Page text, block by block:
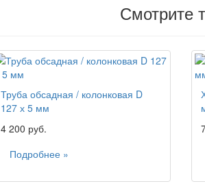
Смотрите
Труба обсадная / колонковая D
127 х 5 мм
4 200 руб.
Подробнее »